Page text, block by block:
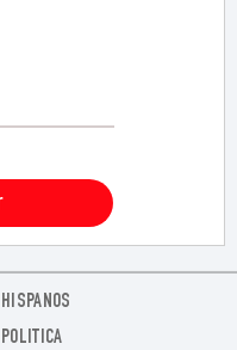
HISPANOS
POLITICA